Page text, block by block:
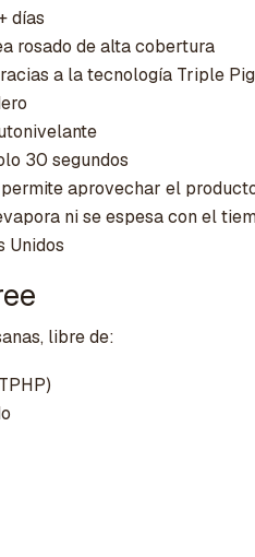
días
rosado de alta cobertura
a la tecnología Triple
30 segundos
aprovechar el
ni se espesa con el
Unidos
libre de: